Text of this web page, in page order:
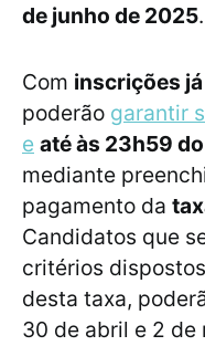
de junho de 2025.
Com inscrições
poderão garantir
e até às 23h59
mediante
pagamento da
Candidatos que
critérios
desta taxa,
30 de abril e 2 de